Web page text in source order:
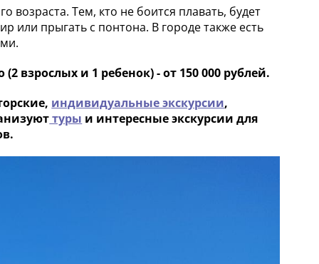
Тем, кто не боится плавать, будет
или прыгать с понтона. В городе также есть
взрослых и 1 ребенок) - от 150 000 рублей.
индивидуальные экскурсии,
туры и интересные экскурсии для